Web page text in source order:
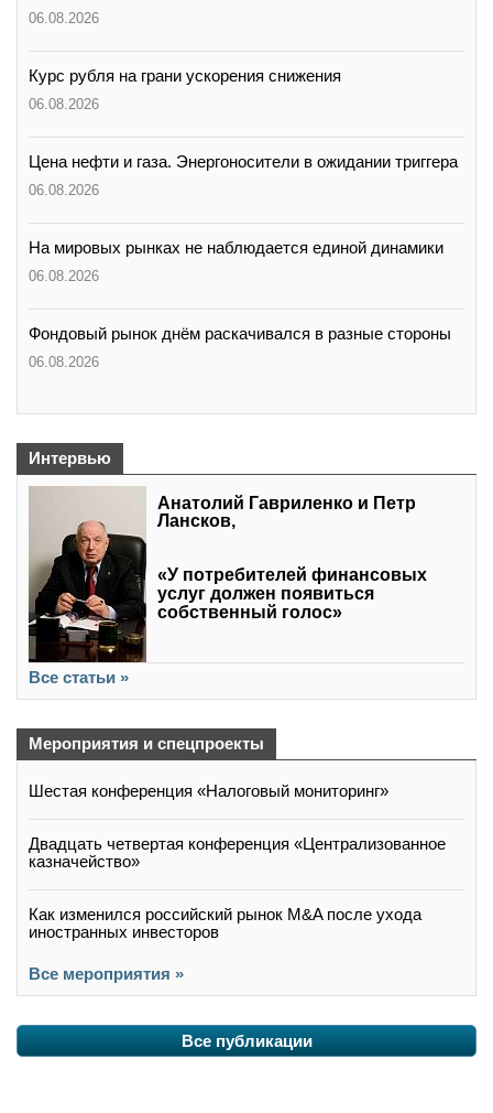
06.08.2026
Курс рубля на грани ускорения снижения
06.08.2026
Цена нефти и газа. Энергоносители в ожидании триггера
06.08.2026
На мировых рынках не наблюдается единой динамики
06.08.2026
Фондовый рынок днём раскачивался в разные стороны
06.08.2026
Интервью
Анатолий Гавриленко и Петр
Лансков,
«У потребителей финансовых
услуг должен появиться
собственный голос»
Все статьи »
Мероприятия и спецпроекты
Шестая конференция «Налоговый мониторинг»
Двадцать четвертая конференция «Централизованное
казначейство»
Как изменился российский рынок M&A после ухода
иностранных инвесторов
Все мероприятия »
Все публикации